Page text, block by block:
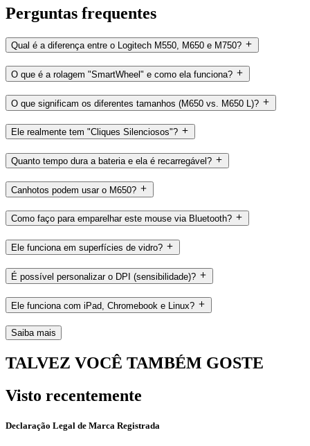
Perguntas frequentes
Qual é a diferença entre o Logitech M550, M650 e M750?
O que é a rolagem "SmartWheel" e como ela funciona?
O que significam os diferentes tamanhos (M650 vs. M650 L)?
Ele realmente tem "Cliques Silenciosos"?
Quanto tempo dura a bateria e ela é recarregável?
Canhotos podem usar o M650?
Como faço para emparelhar este mouse via Bluetooth?
Ele funciona em superfícies de vidro?
É possível personalizar o DPI (sensibilidade)?
Ele funciona com iPad, Chromebook e Linux?
Saiba mais
TALVEZ VOCÊ TAMBÉM GOSTE
Visto recentemente
Declaração Legal de Marca Registrada